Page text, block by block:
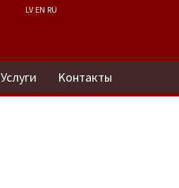
LV EN RU
Услуги Kонтакты